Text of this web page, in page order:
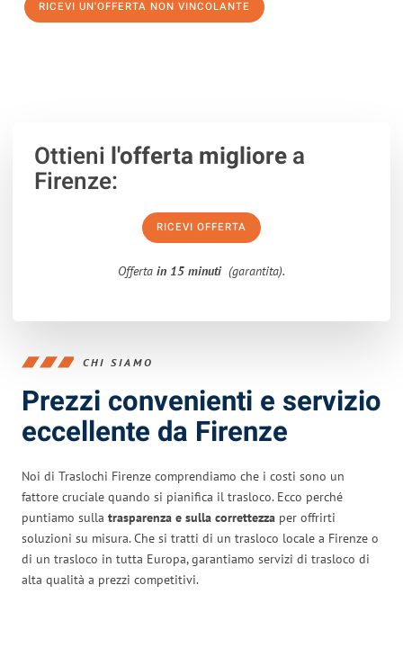
RICEVI UN'OFFERTA NON VINCOLANTE
Ottieni l'offerta migliorea
Firenze:
RICEVI OFFERTA
Offerta in 15 minuti (garantita).
CHI SIAMO
Prezzi convenienti e servizio
eccellente da Firenze
Noi di Traslochi Firenze comprendiamo che i costi sono un
fattore cruciale quando si pianifica il trasloco. Ecco perché
puntiamo sulla trasparenza e sulla correttezza per offrirti
soluzioni su misura. Che si tratti di un trasloco locale a Firenze o
di un trasloco in tutta Europa, garantiamo servizi di trasloco di
alta qualità a prezzi competitivi.